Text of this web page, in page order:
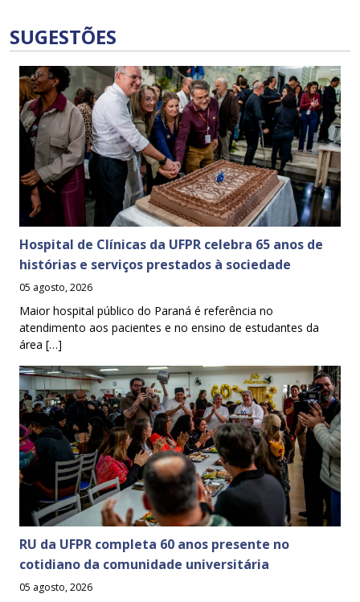
SUGESTÕES
Hospital de Clínicas da UFPR celebra 65 anos de
histórias e serviços prestados à sociedade
05 agosto, 2026
Maior hospital público do Paraná é referência no
atendimento aos pacientes e no ensino de estudantes da
área […]
RU da UFPR completa 60 anos presente no
cotidiano da comunidade universitária
05 agosto, 2026